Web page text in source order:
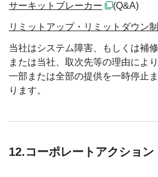
サーキットブレーカー (Q&A)
リミットアップ・リミットダウン
当社はシステム障害、もしくは補
または当社、取次先等の理由によ
一部または全部の提供を一時停止
ります。
12.コーポレートアクション